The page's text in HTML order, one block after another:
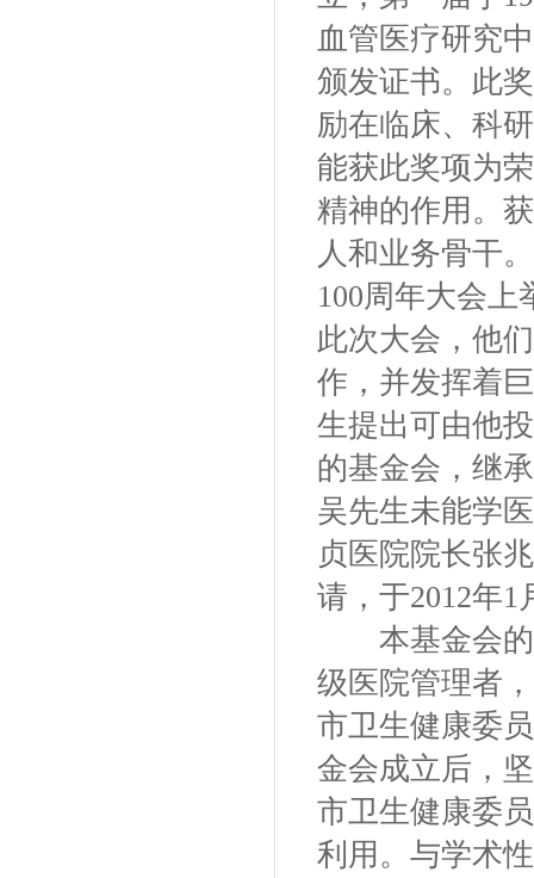
血管医疗研究
颁发证书。此
励在临床、科
能获此奖项为
精神的作用。
人和业务骨干
100周年大会
此次大会，他
作，并发挥着
生提出可由他
的基金会，继
吴先生未能学
贞医院院长张
请，于2012年1
本基金会的
级医院管理者
市卫生健康委
金会成立后，
市卫生健康委
利用。与学术